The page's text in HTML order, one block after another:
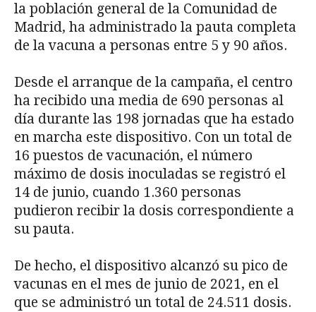
la población general de la Comunidad de
Madrid, ha administrado la pauta completa
de la vacuna a personas entre 5 y 90 años.
Desde el arranque de la campaña, el centro
ha recibido una media de 690 personas al
día durante las 198 jornadas que ha estado
en marcha este dispositivo. Con un total de
16 puestos de vacunación, el número
máximo de dosis inoculadas se registró el
14 de junio, cuando 1.360 personas
pudieron recibir la dosis correspondiente a
su pauta.
De hecho, el dispositivo alcanzó su pico de
vacunas en el mes de junio de 2021, en el
que se administró un total de 24.511 dosis.